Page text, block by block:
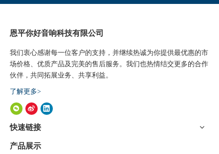
卡拉OK处理器 Pro Audio Consoles. 声音混合控制台
恩平你好音响科技有限公司
我们衷心感谢每一位客户的支持，并继续热诚为你提供最优惠的市
场价格、优质产品及完美的售后服务。我们也热情结交更多的合作
伙伴，共同拓展业务、共享利益。
了解更多>
快速链接
产品展示